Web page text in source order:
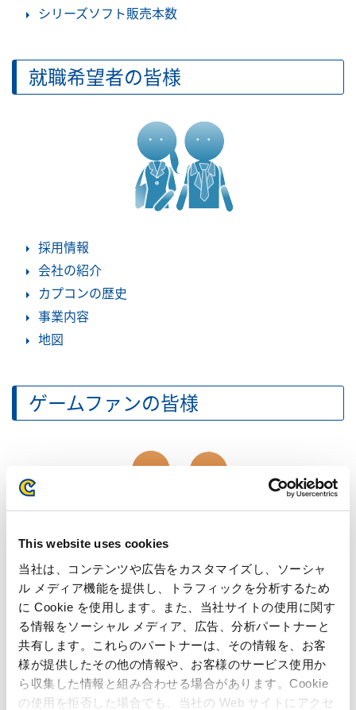
This website uses cookies
当社は、コンテンツや広告をカスタマイズし、ソーシャ
ル メディア機能を提供し、トラフィックを分析するため
に Cookie を使用します。また、当社サイトの使用に関す
る情報をソーシャル メディア、広告、分析パートナーと
共有します。これらのパートナーは、その情報を、お客
様が提供したその他の情報や、お客様のサービス使用か
ら収集した情報と組み合わせる場合があります。Cookie
の使用を拒否した場合でも、当社の Web サイトにアクセ
シリーズソフト販売本数
就職希望者の皆様
採用情報
会社の紹介
カプコンの歴史
事業内容
地図
ゲームファンの皆様
ミリオンセールスタイトル
シリーズソフト販売本数
ゲームのちょっといいおはなし
開発者インタビュー